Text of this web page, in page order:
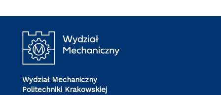
Wydział Mechaniczny
Politechniki Krakowskiej